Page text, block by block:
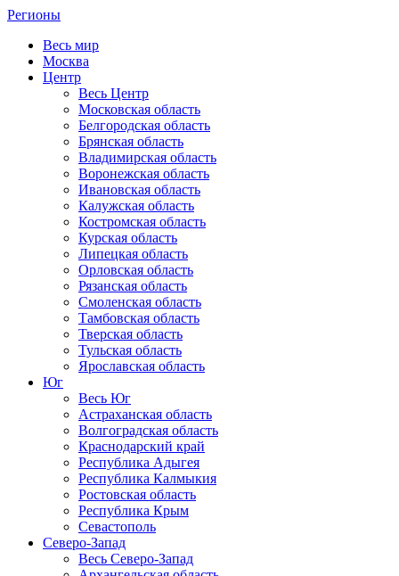
Регионы
Весь мир
Москва
Центр
Весь Центр
Московская область
Белгородская область
Брянская область
Владимирская область
Воронежская область
Ивановская область
Калужская область
Костромская область
Курская область
Липецкая область
Орловская область
Рязанская область
Смоленская область
Тамбовская область
Тверская область
Тульская область
Ярославская область
Юг
Весь Юг
Астраханская область
Волгоградская область
Краснодарский край
Республика Адыгея
Республика Калмыкия
Ростовская область
Республика Крым
Севастополь
Северо-Запад
Весь Северо-Запад